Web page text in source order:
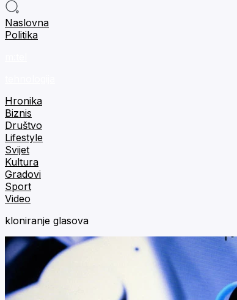
Naslovna
Politika
Hronika
Biznis
Društvo
Lifestyle
Svijet
Kultura
Gradovi
Sport
Video
kloniranje glasova